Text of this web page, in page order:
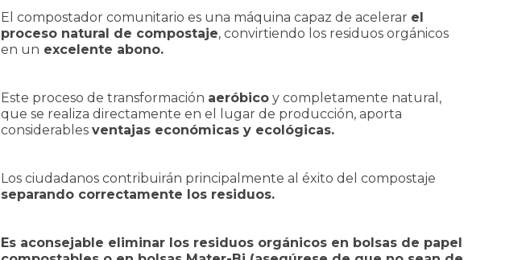
El compostador comunitario es una máquina capaz de acelerar el
proceso natural de compostaje, convirtiendo los residuos orgánicos
en un excelente abono.
Este proceso de transformación aeróbico y completamente natural,
que se realiza directamente en el lugar de producción, aporta
considerables ventajas económicas y ecológicas.
Los ciudadanos contribuirán principalmente al éxito del compostaje
separando correctamente los residuos.
Es aconsejable eliminar los residuos orgánicos en bolsas de papel